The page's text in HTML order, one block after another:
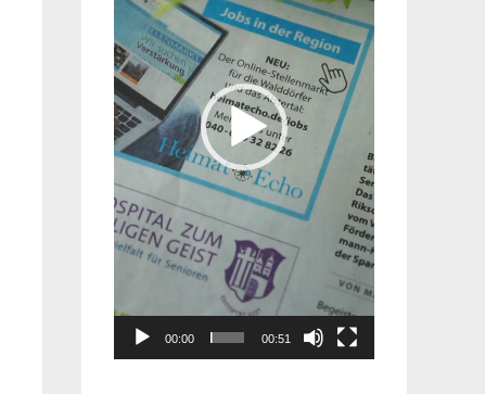
00:00 00:51